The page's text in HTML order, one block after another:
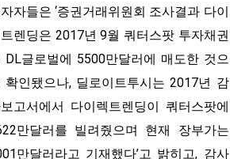
자들은 ‘증권거래위원회 조사결과 다이
렌딩은 2017년 9월 쿼터스팟 투자채권
DL글로벌에 5500만달러에 매도한 것으
확인됐으나, 딜로이트투시는 2017년 감
고서에서 다이렉트렌딩이 쿼터스팟에
만달러를 빌려줬으며 현재 장부가는
만달러라고 기재했다’고 밝히고, 감사